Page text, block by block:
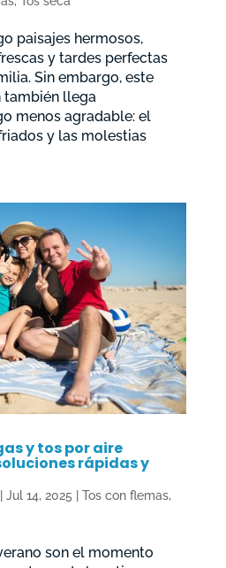
paisajes hermosos,
y tardes perfectas
Sin embargo, este
también llega
menos agradable: el
y las molestias
y tos por aire
rápidas y
| Jul 14, 2025 | Tos con flemas,
son el momento